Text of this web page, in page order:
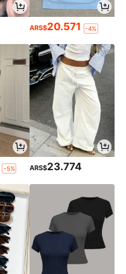
ARS$20.571 -4%
-5% ARS$23.774